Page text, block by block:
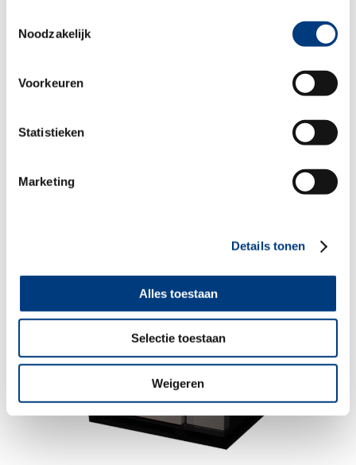
Noodzakelijk
Voorkeuren
Statistieken
Marketing
Details tonen
Alles toestaan
Selectie toestaan
Weigeren
Meer informatie of advies nodig?